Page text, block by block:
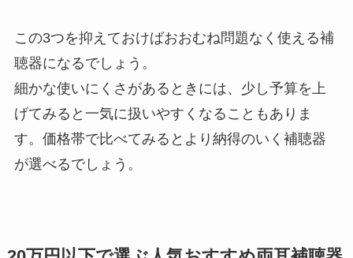
この3つを抑えておけばおおむね問題なく使える補
聴器になるでしょう。
細かな使いにくさがあるときには、少し予算を上
げてみると一気に扱いやすくなることもありま
す。価格帯で比べてみるとより納得のいく補聴器
が選べるでしょう。